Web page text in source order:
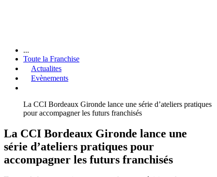
...
Toute la Franchise
Actualites
Evènements
La CCI Bordeaux Gironde lance une série d’ateliers pratiques
pour accompagner les futurs franchisés
La CCI Bordeaux Gironde lance une
série d’ateliers pratiques pour
accompagner les futurs franchisés